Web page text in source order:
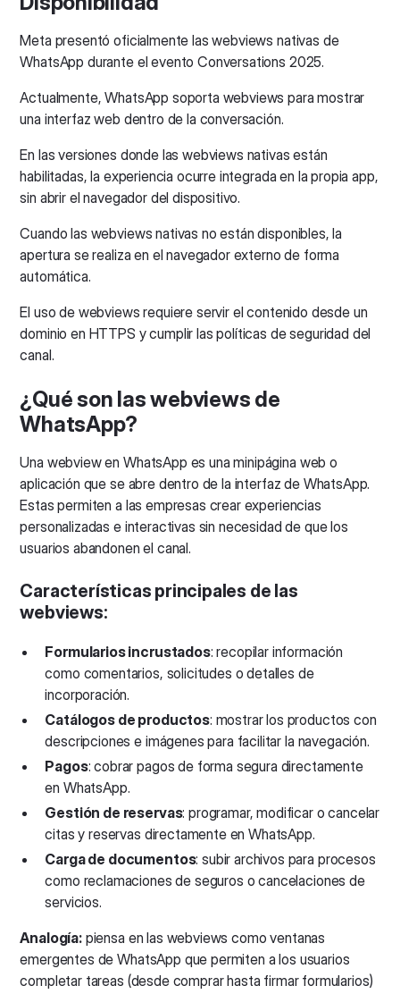
Meta presentó oficialmente las webviews nativas de
WhatsApp durante el evento Conversations 2025.
Actualmente, WhatsApp soporta webviews para mostrar
una interfaz web dentro de la conversación.
En las versiones donde las webviews nativas están
habilitadas, la experiencia ocurre integrada en la propia app,
sin abrir el navegador del dispositivo.
Cuando las webviews nativas no están disponibles, la
apertura se realiza en el navegador externo de forma
automática.
El uso de webviews requiere servir el contenido desde un
dominio en HTTPS y cumplir las políticas de seguridad del
canal.
¿Qué son las webviews de
WhatsApp?
Una webview en WhatsApp es una minipágina web o
aplicación que se abre dentro de la interfaz de WhatsApp.
Estas permiten a las empresas crear experiencias
personalizadas e interactivas sin necesidad de que los
usuarios abandonen el canal.
Características principales de las
webviews:
Formularios incrustados: recopilar información
como comentarios, solicitudes o detalles de
incorporación.
Catálogos de productos: mostrar los productos con
descripciones e imágenes para facilitar la navegación.
Pagos: cobrar pagos de forma segura directamente
en WhatsApp.
Gestión de reservas: programar, modificar o cancelar
citas y reservas directamente en WhatsApp.
Carga de documentos: subir archivos para procesos
como reclamaciones de seguros o cancelaciones de
servicios.
Analogía:piensa en las webviews como ventanas
emergentes de WhatsApp que permiten a los usuarios
completar tareas (desde comprar hasta firmar formularios)